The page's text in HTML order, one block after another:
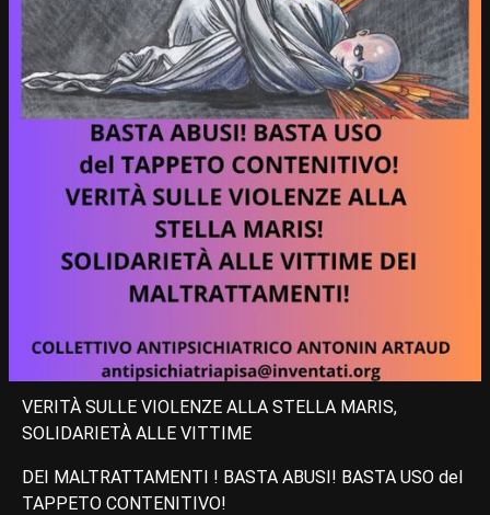
VERITÀ SULLE VIOLENZE ALLA STELLA MARIS,
SOLIDARIETÀ ALLE VITTIME
DEI MALTRATTAMENTI ! BASTA ABUSI! BASTA USO del
TAPPETO CONTENITIVO!